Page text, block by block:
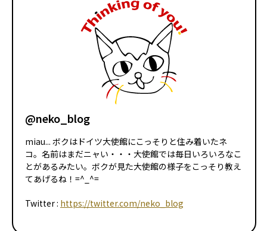
@neko_blog
miau... ボクはドイツ大使館にこっそりと住み着いたネ
コ。名前はまだニャい・・・大使館では毎日いろいろなこ
とがあるみたい。ボクが見た大使館の様子をこっそり教え
てあげるね！=^_^=
Twitter : https://twitter.com/neko_blog